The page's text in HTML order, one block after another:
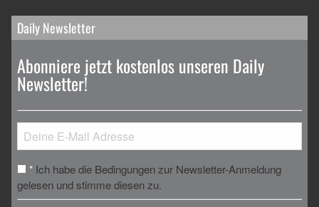
Daily Newsletter
Abonniere jetzt kostenlos unseren Daily
Newsletter!
* Ich habe die Bedingungen zur Newsletter-Anmeldung
gelesen und stimme diesen zu.